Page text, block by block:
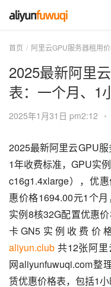
首页 阿里云GPU服务器租用
2025最新阿里
表：一个月、1
2025年1月31日 pm2:12 •
2025最新阿里云GPU
1年收费标准，GPU实
c16g1.4xlarge），优
惠价格1694.00元1个
实例8核32G配置优惠
aliyun.club 共12张阿
网aliyunfuwuqi.com整
赁优惠价格表，包括1小